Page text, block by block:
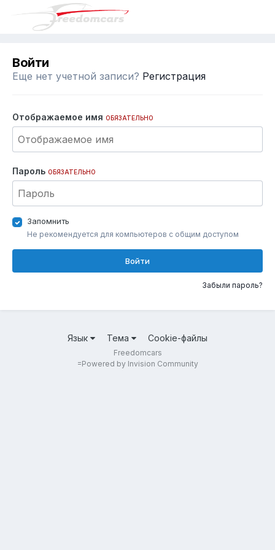
Войти
Еще нет учетной записи? Регистрация
Отображаемое имя ОБЯЗАТЕЛЬНО
Пароль ОБЯЗАТЕЛЬНО
Запомнить
Не рекомендуется для компьютеров с общим доступом
Войти
Забыли пароль?
Язык Тема Cookie-файлы
Freedomcars
=Powered by Invision Community